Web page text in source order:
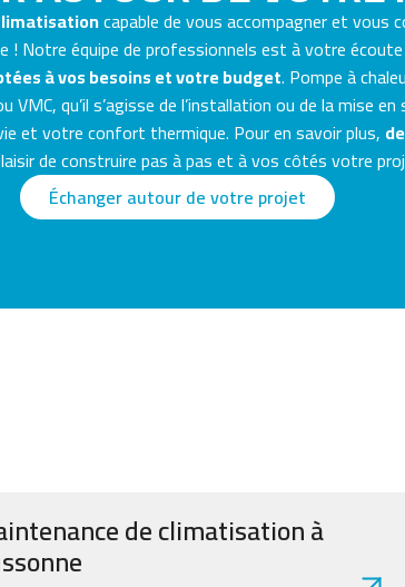
capable de vous accompagner et vous
! Notre équipe de professionnels est à votre
à vos besoins et votre budget. Pompe à
VMC, qu’il s’agisse de l’installation ou de la mise
et votre confort thermique. Pour en savoir plus,
de construire pas à pas et à vos côtés votre
Échanger autour de votre projet
de climatisation à